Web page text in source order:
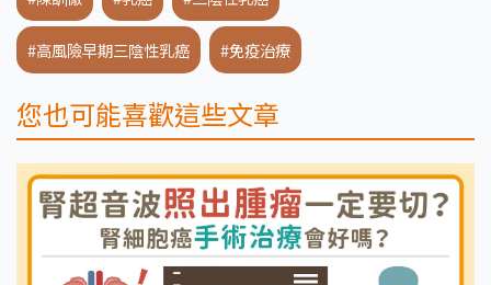
#高風險早期三陰性乳癌 #免疫治療
您也可能喜歡這些文章